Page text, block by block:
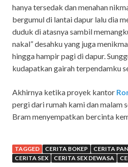
hanya tersedak dan menahan
bergumul di lantai dapur lalu dia
duduk di atasnya sambil
nakal” desahku yang juga
hingga hampir pagi di dapur.
kudapatkan gairah terpendamku
Akhirnya ketika proyek kantor
pergi dari rumah kami dan malam
Bram menyempatkan bercinta
TAGGED CERITA BOKEP CERITA
CERITA SEX
CERITA SEX DEWASA